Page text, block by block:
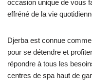
occasion unique de vous
effréné de la vie
Djerba est connue
pour se détendre et
répondre à tous les
centres de spa haut de